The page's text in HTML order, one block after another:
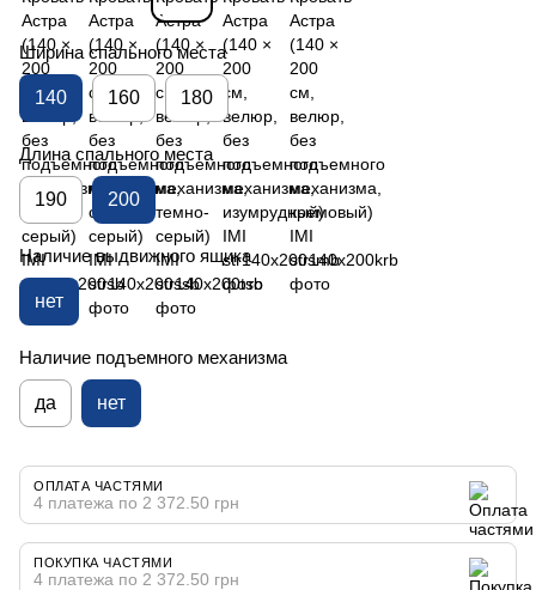
Ширина спального места
140 160 180
Длина спального места
190 200
Наличие выдвижного ящика
нет
Наличие подъемного механизма
да нет
ОПЛАТА ЧАСТЯМИ
4 платежа по 2 372.50 грн
ПОКУПКА ЧАСТЯМИ
4 платежа по 2 372.50 грн